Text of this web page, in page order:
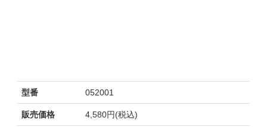
型番 052001
販売価格 4,580円(税込)